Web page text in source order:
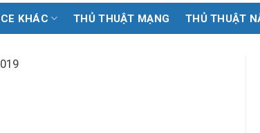
KHÁC THỦ THUẬT MẠNG THỦ THUẬT